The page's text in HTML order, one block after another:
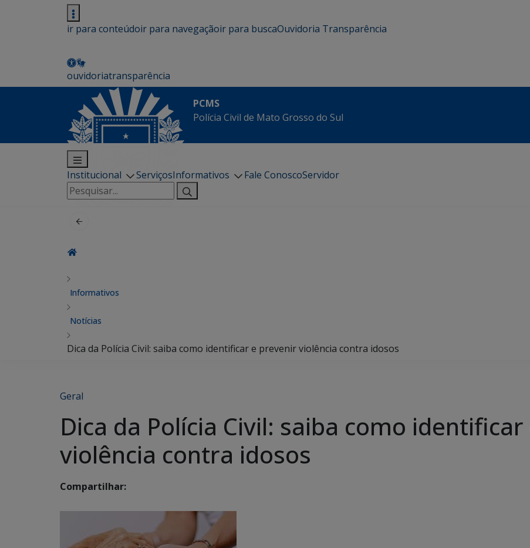
ir para conteúdoir para navegaçãoir para buscaOuvidoria Transparência
ouvidoriatransparência
PCMS
Polícia Civil de Mato Grosso do Sul
Institucional ServiçosInformativos Fale ConoscoServidor
Pesquisar
por:
Informativos
Notícias
Dica da Polícia Civil: saiba como identificar e prevenir violência contra idosos
Geral
Dica da Polícia Civil: saiba como
violência contra idosos
Compartilhar: